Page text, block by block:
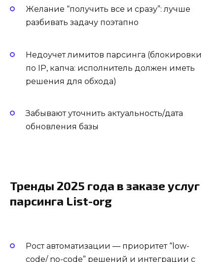
Желание “получить все и сразу”: лучше
разбивать задачу поэтапно
Недоучет лимитов парсинга (блокировки
по IP, капча: исполнитель должен иметь
решения для обхода)
Забывают уточнить актуальность/дата
обновления базы
Тренды 2025 года в заказе услуг
парсинга List-org
Рост автоматизации — приоритет “low-
code/ no-code” решений и интеграции с